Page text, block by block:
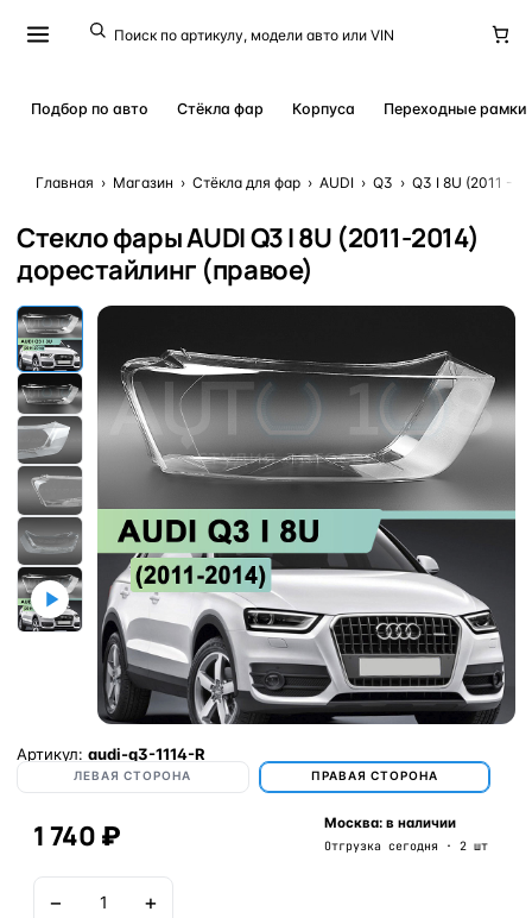
Подбор по авто Стёкла фар Корпуса Переходные рамки
Главная › Магазин › Стёкла для фар › AUDI › Q3 › Q3 I 8U (2011 -
Стекло фары AUDI Q3 I 8U (2011-2014)
дорестайлинг (правое)
Артикул: audi-q3-1114-R
ЛЕВАЯ СТОРОНА ПРАВАЯ СТОРОНА
1 740 ₽ Москва: в наличии
Отгрузка сегодня · 2 шт
− +